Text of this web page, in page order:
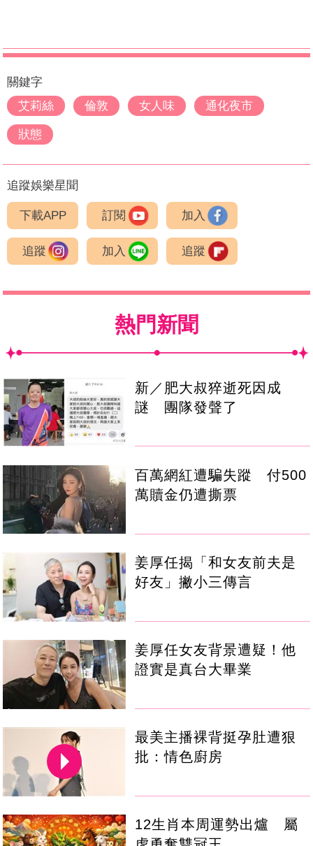
關鍵字
艾莉絲
倫敦 女人味 通化夜市
狀態
追蹤娛樂星聞
下載APP 訂閱 加入
追蹤 加入 追蹤
熱門新聞
新／肥大叔猝逝死因成
謎 團隊發聲了
百萬網紅遭騙失蹤 付500
萬贖金仍遭撕票
姜厚任揭「和女友前夫是
好友」撇小三傳言
姜厚任女友背景遭疑！他
證實是真台大畢業
最美主播裸背挺孕肚遭狠
批：情色廚房
12生肖本周運勢出爐 屬